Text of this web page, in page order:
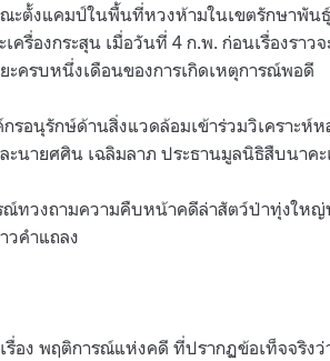
ะตั้งแคมป์ในพื้นที่หวงห้ามในเขตรักษาพัน
รื่องกระสุน เมื่อวันที่ 4 ก.พ. ก่อนเรื่องราว
ครบหนึ่งเดือนของการเกิดเหตุการณ์พอดี
รอนุรักษ์ด้านสิ่งแวดล้อมเข้าร่วมวิเคราะห์
ะนายศศิน เฉลิมลาภ ประธานมูลนิธิสืบนาคะ
ณ์ทวงถามความคืบหน้าคดีล่าสัตว์ป่าทุ่งให
วคำแถลง
อง พฤติการณ์แห่งคดี ที่ปรากฏข้อเท็จจริง